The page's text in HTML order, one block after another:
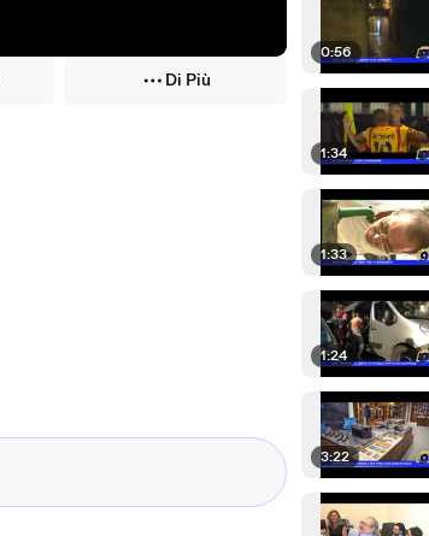
Di Più
0:56
1:34
1:33
1:24
3:22